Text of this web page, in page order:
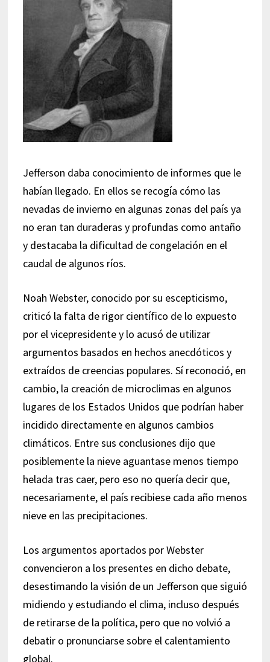
Jefferson daba conocimiento de informes que le
habían llegado. En ellos se recogía cómo las
nevadas de invierno en algunas zonas del país ya
no eran tan duraderas y profundas como antaño
y destacaba la dificultad de congelación en el
caudal de algunos ríos.
Noah Webster, conocido por su escepticismo,
criticó la falta de rigor científico de lo expuesto
por el vicepresidente y lo acusó de utilizar
argumentos basados en hechos anecdóticos y
extraídos de creencias populares. Sí reconoció, en
cambio, la creación de microclimas en algunos
lugares de los Estados Unidos que podrían haber
incidido directamente en algunos cambios
climáticos. Entre sus conclusiones dijo que
posiblemente la nieve aguantase menos tiempo
helada tras caer, pero eso no quería decir que,
necesariamente, el país recibiese cada año menos
nieve en las precipitaciones.
Los argumentos aportados por Webster
convencieron a los presentes en dicho debate,
desestimando la visión de un Jefferson que siguió
midiendo y estudiando el clima, incluso después
de retirarse de la política, pero que no volvió a
debatir o pronunciarse sobre el calentamiento
global.